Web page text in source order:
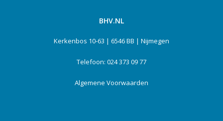
BHV.NL
Kerkenbos 10-63 | 6546 BB | Nijmegen
Telefoon: 024 373 09 77
Algemene Voorwaarden